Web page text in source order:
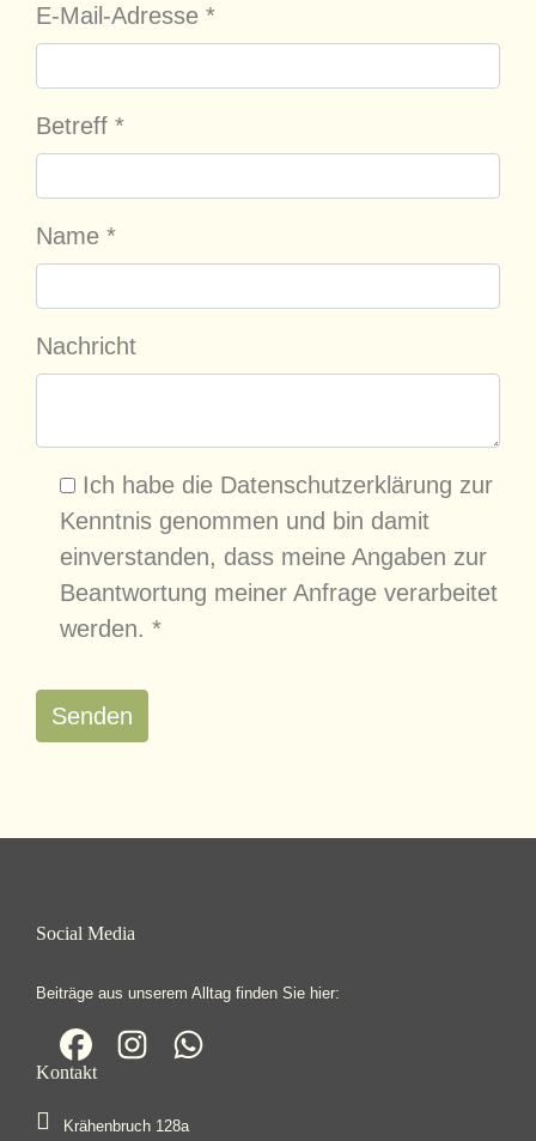
E-Mail-Adresse *
Betreff *
Name *
Nachricht
Ich habe die Datenschutzerklärung zur
Kenntnis genommen und bin damit
einverstanden, dass meine Angaben zur
Beantwortung meiner Anfrage verarbeitet
werden. *
Senden
Social Media
Beiträge aus unserem Alltag finden Sie hier:
Kontakt
Krähenbruch 128a